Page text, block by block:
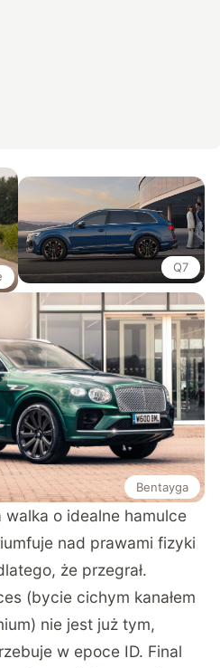
Q7
Bentayga
walka o idealne hamulce
nad prawami fizyki
że przegrał.
(bycie cichym kanałem
nie jest już tym,
w epoce ID. Final